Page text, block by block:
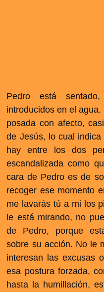
Pedro está
introducidos en el
posada con afecto,
de Jesús, lo cual
hay entre los dos
escandalizada como
cara de Pedro es de
recoger ese momento
me lavarás tú a mi los
le está mirando, no
de Pedro, porque
sobre su acción. No le
interesan las excusas
esa postura forzada,
hasta la humillación,